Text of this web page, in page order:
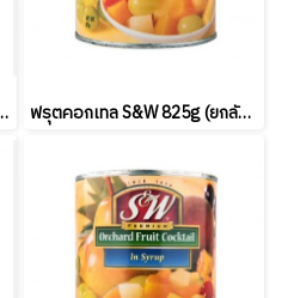
ยกลัง12 กระป๋อง) ฟรุตคอกเทล S&W 825g (ยกลัง24 กระป๋อง)